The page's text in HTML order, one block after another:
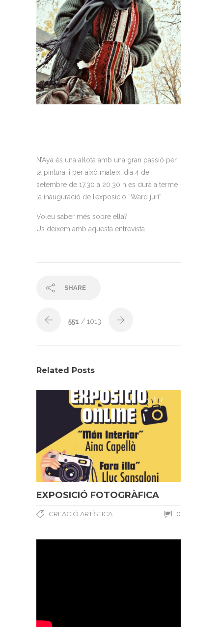
N’Aya és una al·lota amb una gran passió per
la pintura, i per això mateix, dia 4 de
setembre de 17.30 a 20.30 h es durà a terme
la inauguració de l’exposició “Ward juri”.
Voleu saber més sobre ella?
Us deixem amb aquesta entrevista.
SHARE
551 / 1013
Related Posts
EXPOSICIÓ FOTOGRÀFICA
CREACIÓ ARTÍSTICA 0